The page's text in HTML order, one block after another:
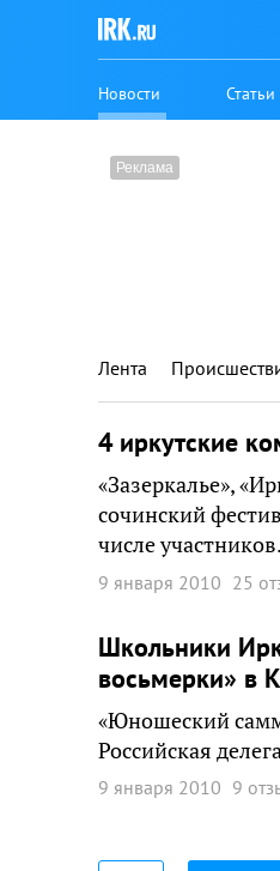
Новости Статьи
Лента
4 иркутские
«Зазеркалье»,
сочинский
числе участников.
9 января 2010 25
Школьники
восьмерки» в
«Юношеский
Российская
9 января 2010 9